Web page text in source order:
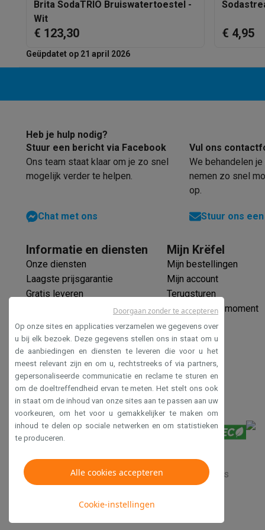
FototoestellenDigitale camera'sInstant camera'sCanon
Video
Foto accessoires
Flitsers & filtersSD-kaarten
Telefonie & smartwatches
GSM accessoiresAirTags & GPS trackers
Vaste telefoonsVaste telefoonsWalkie talkiesBabyfoons
Computers & tablets
ComputersLaptopsGaming laptops Apple MacBook
ToetsenbordenWebcams
Tablets & e-readers
Samsung Galaxy Tab
Printen
Geheugen & opslagExterne harde schijvenSSDUSB-sticks
SoftwareWindows & Microsoft OfficeAnti-VirusOverige
Toebehoren ITOpladers & kabels Tassen & sleeves
Gaming
PlayStation 5PS5 gamesPS4 games
NintendoNintendo Switch 2Nintendo Switch games
XboxXbox gamesXbox controllersXbox headsets
PC gaming
Gaming laptops Gaming PC Gaming monitors
Gaming setup Gaming headsetsGaming microfoons
Gaming consoles
Smart home & devices
SmartwatchesSmartwatchesActivity TrackersBandjes
Mobiliteit
Elektrische steps Coyote
Contactloos betalenBetaalterminalsAccessoires SumUp
Omgeving & comfortVerlichtingPlug & play zonnepanelen
Slimme koelkastenSlimme vaatwassers
Huishouden & gezondheidSlimme wasmachines
Brita SodaTRIO Bruiswatertoestel -
Wit
€ 123,30 € 4,95
Geüpdatet op 21 april 2026
Heb je hulp nodig?
Stuur een bericht via Facebook
Ons team staat klaar om je zo snel
mogelijk verder te helpen.
Chat met ons
Vul ons
We behandelen
nemen zo snel
op.
Stuur ons
Informatie en diensten
Onze diensten
Laagste prijsgarantie
Gratis leveren
Ecocheques
Veilig betalen
Toegankelijkheidsverklaring
Mijn Krëfel
Mijn bestellingen
Mijn account
Terugsturen
Mijn leveringsmoment
VerkoopsvoorwaardenPrivacyDisclaimer Cookies
Op onze sites en applicaties verzamelen we gegevens over
u bij elk bezoek. Deze gegevens stellen ons in staat om u
de aanbiedingen en diensten te leveren die voor u het
meest relevant zijn en om u, rechtstreeks of via partners,
gepersonaliseerde communicatie en reclame te sturen en
om de doeltreffendheid ervan te meten. Het stelt ons ook
in staat om de inhoud van onze sites aan te passen aan uw
voorkeuren, om het voor u gemakkelijker te maken om
inhoud te delen op sociale netwerken en om statistieken
te produceren.
Alle cookies accepteren
Cookie-instellingen
Doorgaan zonder te accepteren